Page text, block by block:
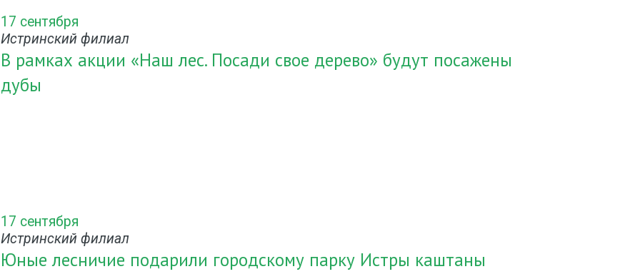
17 сентября
Истринский филиал
В рамках акции «Наш лес. Посади свое дерево» будут посажены
дубы
17 сентября
Истринский филиал
Юные лесничие подарили городскому парку Истры каштаны